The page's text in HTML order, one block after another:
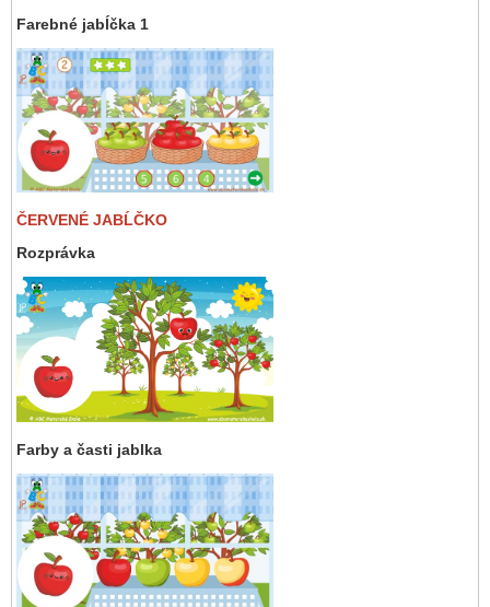
Farebné jabĺčka 1
ČERVENÉ JABĹČKO
Rozprávka
Farby a časti jablka